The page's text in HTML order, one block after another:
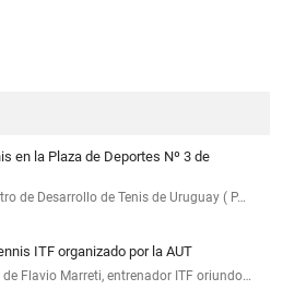
en la Plaza de Deportes Nº 3 de
de Desarrollo de Tenis de Uruguay ( P…
ITF organizado por la AUT
Flavio Marreti, entrenador ITF oriundo…